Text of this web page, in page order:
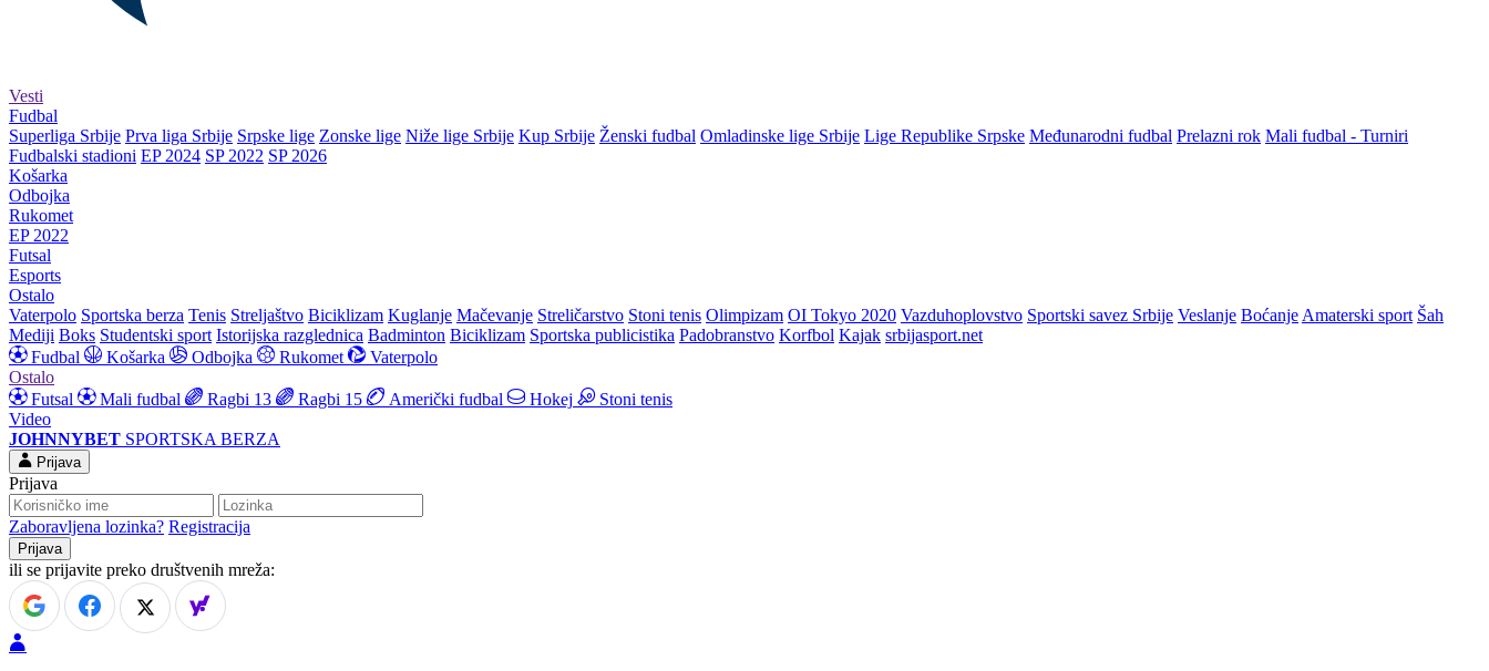
Vesti
Fudbal
Superliga Srbije Prva liga Srbije Srpske lige Zonske lige Niže lige Srbije Kup Srbije Ženski fudbal Omladinske lige Srbije Lige Republike Srpske Međunarodni fudbal Prelazni rok Mali fudbal - Turniri
Fudbalski stadioni EP 2024 SP 2022 SP 2026
Košarka
Odbojka
Rukomet
EP 2022
Futsal
Esports
Ostalo
Vaterpolo Sportska berza Tenis Streljaštvo Biciklizam Kuglanje Mačevanje Streličarstvo Stoni tenis Olimpizam OI Tokyo 2020 Vazduhoplovstvo Sportski savez Srbije Veslanje Boćanje Amaterski sport Šah
Mediji Boks Studentski sport Istorijska razglednica Badminton Biciklizam Sportska publicistika Padobranstvo Korfbol Kajak srbijasport.net
Fudbal
Košarka Odbojka Rukomet
Vaterpolo
Ostalo
Futsal
Mali fudbal Ragbi 13 Ragbi 15 Američki fudbal Hokej
Stoni tenis
Video
JOHNNYBET SPORTSKA BERZA
Prijava
Prijava
Zaboravljena lozinka? Registracija
ili se prijavite preko društvenih mreža: